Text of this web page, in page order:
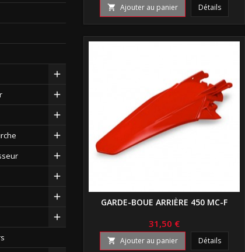
 Ajouter au panier Détails
GARDE-BOUE ARRIÈRE 450 MC-F
31,50 €
 Ajouter au panier Détails